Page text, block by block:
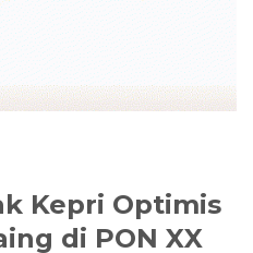
Kepri Optimis
di PON XX